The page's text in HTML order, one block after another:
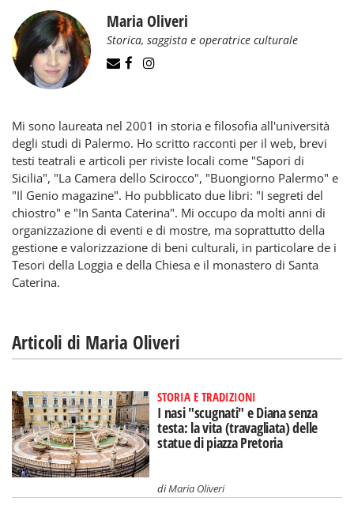
Maria Oliveri
Storica, saggista e operatrice culturale
Mi sono laureata nel 2001 in storia e filosofia all'università
degli studi di Palermo. Ho scritto racconti per il web, brevi
testi teatrali e articoli per riviste locali come "Sapori di
Sicilia", "La Camera dello Scirocco", "Buongiorno Palermo" e
"Il Genio magazine". Ho pubblicato due libri: "I segreti del
chiostro" e "In Santa Caterina". Mi occupo da molti anni di
organizzazione di eventi e di mostre, ma soprattutto della
gestione e valorizzazione di beni culturali, in particolare de i
Tesori della Loggia e della Chiesa e il monastero di Santa
Caterina.
Articoli di Maria Oliveri
STORIA E TRADIZIONI
I nasi "scugnati" e Diana senza
testa: la vita (travagliata) delle
statue di piazza Pretoria
diMaria Oliveri